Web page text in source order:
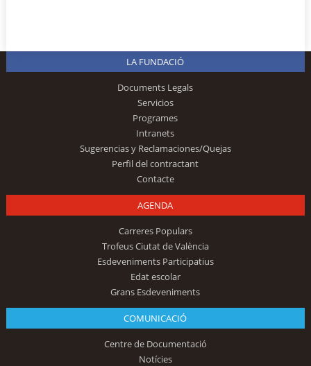
LA FUNDACIÓ
Documents Legals
Servicios
Programes
Intranets
Sugerencias y Reclamaciones/Quejas
Perfil del contractant
Contacte
AGENDA
Carreres Populars
Trofeus Ciutat de València
Esdeveniments Participatius
Edat escolar
Grans Esdeveniments
COMUNICACIÓ
Centre de Documentació
Notícies